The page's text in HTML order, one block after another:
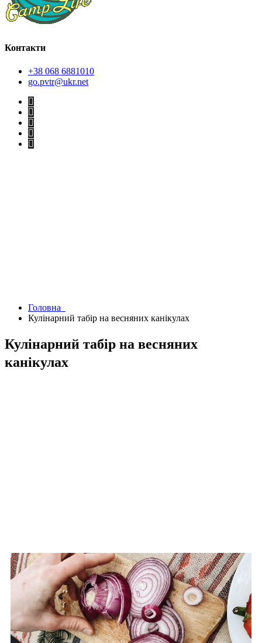
Контакти
+38 068 6881010
go.pvtr@ukr.net
Головна
Кулінарний табір на весняних канікулах
Кулінарний табір на весняних
канікулах